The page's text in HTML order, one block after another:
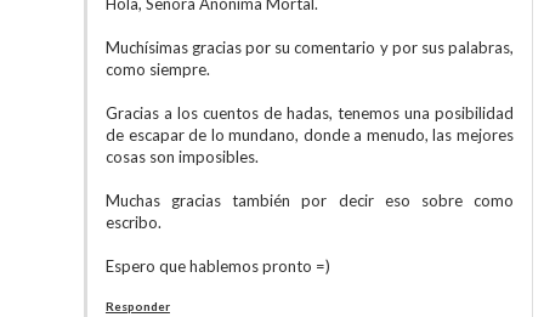
Muchísimas gracias por su comentario y por sus palabras,
como siempre.
Gracias a los cuentos de hadas, tenemos una posibilidad
de escapar de lo mundano, donde a menudo, las mejores
cosas son imposibles.
Muchas gracias también por decir eso sobre como
escribo.
Espero que hablemos pronto =)
Responder